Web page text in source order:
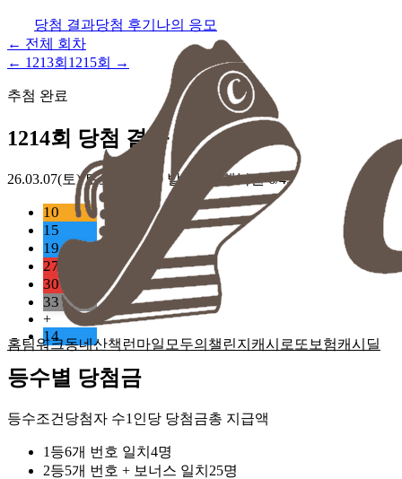
홈팀워크동네산책 런마일 모두의챌린지 캐시로또 보험캐시딜
당첨 결과당첨 후기 나의 응모
← 전체 회차
← 1213회 1215회 →
추첨 완료
1214회 당첨 결과
26.03.07(토)토요일 22:00 발표 · 동행복권 6/45
10
15
19
27
30
33
+
14
등수별 당첨금
등수조건 당첨자 수1인당 당첨금총 지급액
1 등6개 번호 일치 4명
2등5개 번호 + 보너스 일치 25명